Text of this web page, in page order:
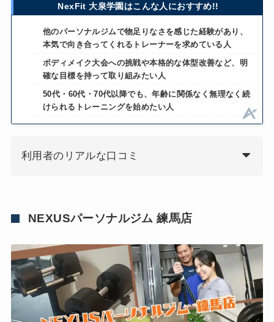
NexFit 大泉学園はこんな人におすすめ!!
他のパーソナルジムで物足りなさを感じた経験があり、
本気で向き合ってくれるトレーナーを求めている人
ボディメイク大会への挑戦や本格的な体型改善など、明
確な目標を持って取り組みたい人
50代・60代・70代以降でも、年齢に関係なく無理なく続
けられるトレーニングを始めたい人
利用者のリアルな口コミ
NEXUSパーソナルジム 練馬店